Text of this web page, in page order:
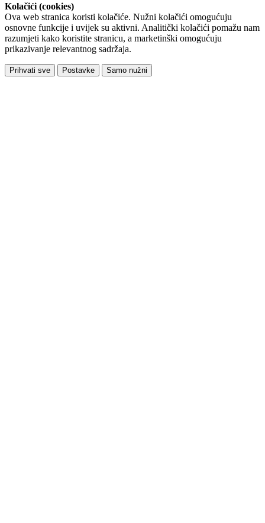
Kolačići (cookies)
Ova web stranica koristi kolačiće. Nužni kolačići omogućuju
osnovne funkcije i uvijek su aktivni. Analitički kolačići pomažu nam
razumjeti kako koristite stranicu, a marketinški omogućuju
prikazivanje relevantnog sadržaja.
Prihvati sve Postavke Samo nužni